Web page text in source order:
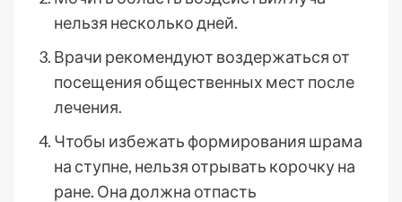
нельзя несколько дней.
Врачи рекомендуют воздержаться от
посещения общественных мест после
лечения.
Чтобы избежать формирования шрама
на ступне, нельзя отрывать корочку на
ране. Она должна отпасть